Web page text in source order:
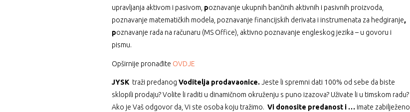
upravljanja aktivom i pasivom, poznavanje ukupnih bančinih aktivnih i pasivnih proizvoda,
poznavanje matematičkih modela, poznavanje financijskih derivata i instrumenata za hedgiranje,
poznavanje rada na računaru (MS Office), aktivno poznavanje engleskog jezika – u govoru i
pismu.
Opširnije pronađite OVDJE
JYSK traži predanog Voditelja prodavaonice.Jeste li spremni dati 100% od sebe da biste
sklopili prodaju? Volite li raditi u dinamičnom okruženju s puno izazova? Uživate li u timskom radu?
Ako je Vaš odgovor da, Vi ste osoba koju tražimo.Vi donosite predanost i … imate zabilježeno